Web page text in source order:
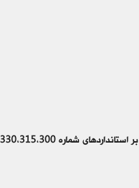
شماره 330،315،300)